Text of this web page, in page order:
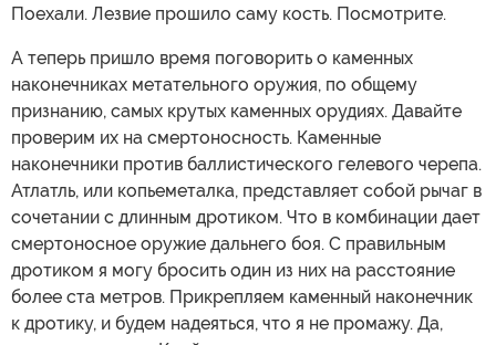
Поехали. Лезвие прошило саму кость. Посмотрите.
А теперь пришло время поговорить о каменных
наконечниках метательного оружия, по общему
признанию, самых крутых каменных орудиях. Давайте
проверим их на смертоносность. Каменные
наконечники против баллистического гелевого черепа.
Атлатль, или копьеметалка, представляет собой рычаг в
сочетании с длинным дротиком. Что в комбинации дает
смертоносное оружие дальнего боя. С правильным
дротиком я могу бросить один из них на расстояние
более ста метров. Прикрепляем каменный наконечник
к дротику, и будем надеяться, что я не промажу. Да,